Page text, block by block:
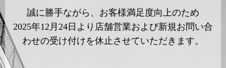
誠に勝手ながら、お客様満足度向上のため
2025年12月24日より店舗営業および新規お問い合
わせの受け付けを休止させていただきます。